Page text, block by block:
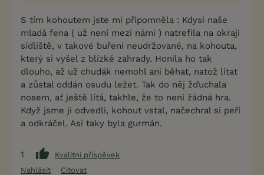
S tím kohoutem jste mi připomněla : Kdysi naše
mladá fena ( už není mezi námi ) natrefila na okraji
sídliště, v takové buřeni neudržované, na kohouta,
který si vyšel z blízké zahrady. Honila ho tak
dlouho, až už chudák nemohl ani běhat, natož lítat
a zůstal oddán osudu ležet. Tak do něj žďuchala
nosem, ať ještě lítá, takhle, že to není žádná hra.
Když jsme ji odvedli, kohout vstal, načechral si peří
a odkráčel. Asi taky byla gurmán.
1
Kvalitní příspěvek
Nahlásit
Citovat